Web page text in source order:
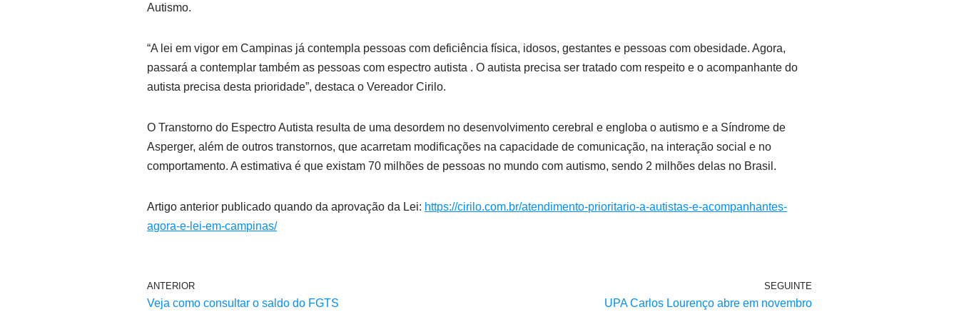
Autismo.
“A lei em vigor em Campinas já contempla pessoas com deficiência física, idosos, gestantes e pessoas com obesidade. Agora,
passará a contemplar também as pessoas com espectro autista . O autista precisa ser tratado com respeito e o acompanhante do
autista precisa desta prioridade”, destaca o Vereador Cirilo.
O Transtorno do Espectro Autista resulta de uma desordem no desenvolvimento cerebral e engloba o autismo e a Síndrome de
Asperger, além de outros transtornos, que acarretam modificações na capacidade de comunicação, na interação social e no
comportamento. A estimativa é que existam 70 milhões de pessoas no mundo com autismo, sendo 2 milhões delas no Brasil.
Artigo anterior publicado quando da aprovação da Lei: https://cirilo.com.br/atendimento-prioritario-a-autistas-e-acompanhantes-
agora-e-lei-em-campinas/
ANTERIOR
Veja como consultar o saldo do FGTS
SEGUINTE
UPA Carlos Lourenço abre em novembro